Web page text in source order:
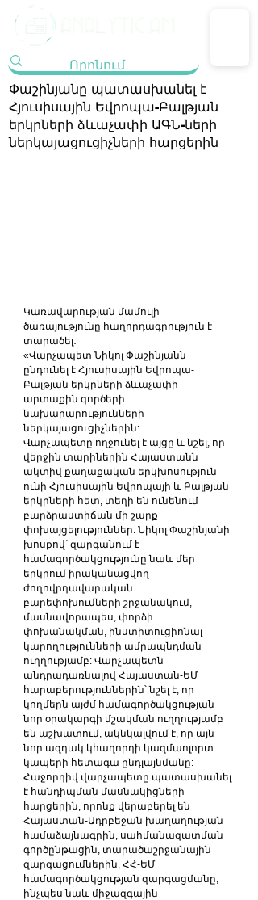
Փաշինյանը պատասխանել է
Հյուսիսային Եվրոպա-Բալթյան
երկրների ձևաչափի ԱԳՆ-ների
ներկայացուցիչների հարցերին
Կառավարության մամուլի
ծառայությունը հաղորդագրություն է
տարածել․
«Վարչապետ Նիկոլ Փաշինյանն
ընդունել է Հյուսիսային Եվրոպա-
Բալթյան երկրների ձևաչափի
արտաքին գործերի
նախարարությունների
ներկայացուցիչներին:
Վարչապետը ողջունել է այցը և նշել, որ
վերջին տարիներին Հայաստանն
ակտիվ քաղաքական երկխոսություն
ունի Հյուսիսային Եվրոպայի և Բալթյան
երկրների հետ, տեղի են ունենում
բարձրաստիճան մի շարք
փոխայցելություններ: Նիկոլ Փաշինյանի
խոսքով՝ զարգանում է
համագործակցությունը նաև մեր
երկրում իրականացվող
ժողովրդավարական
բարեփոխումների շրջանակում,
մասնավորապես, փորձի
փոխանակման, ինստիտուցիոնալ
կարողությունների ամրապնդման
ուղղությամբ: Վարչապետն
անդրադառնալով Հայաստան-ԵՄ
հարաբերություններին՝ նշել է, որ
կողմերն այժմ համագործակցության
նոր օրակարգի մշակման ուղղությամբ
են աշխատում, ակնկալվում է, որ այն
նոր ազդակ կհաղորդի կազմաոլորտ
կապերի հետագա ընդլայնմանը:
Հաջորդիվ վարչապետը պատասխանել
է հանդիպման մասնակիցների
հարցերին, որոնք վերաբերել են
Հայաստան-Ադրբեջան խաղաղության
համաձայնագրին, սահմանազատման
գործընթացին, տարածաշրջանային
զարգացումներին, ՀՀ-ԵՄ
համագործակցության զարգացմանը,
ինչպես նաև միջազգային